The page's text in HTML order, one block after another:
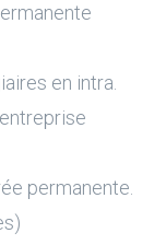
en intra.
permanente.